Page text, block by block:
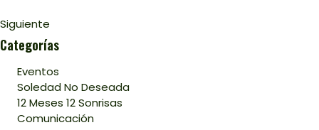
Siguiente
Categorías
Eventos
Soledad No Deseada
12 Meses 12 Sonrisas
Comunicación